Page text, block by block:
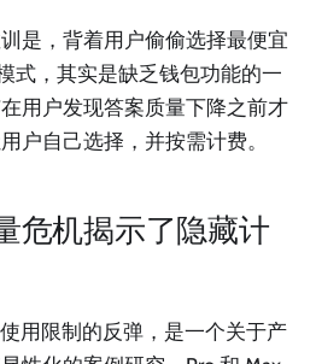
是，背着用户偷偷选择最便宜
式，其实是缺乏钱包功能的一
用户发现答案质量下降之前才
户自己选择，并按需计费。
危机揭示了隐藏计
用限制的反弹，是一个关于产